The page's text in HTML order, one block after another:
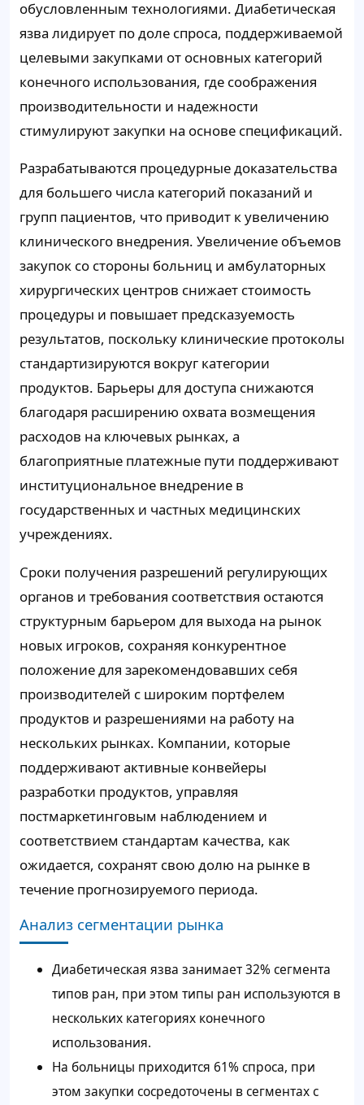
обусловленным технологиями. Диабетическая
язва лидирует по доле спроса, поддерживаемой
целевыми закупками от основных категорий
конечного использования, где соображения
производительности и надежности
стимулируют закупки на основе спецификаций.
Разрабатываются процедурные доказательства
для большего числа категорий показаний и
групп пациентов, что приводит к увеличению
клинического внедрения. Увеличение объемов
закупок со стороны больниц и амбулаторных
хирургических центров снижает стоимость
процедуры и повышает предсказуемость
результатов, поскольку клинические протоколы
стандартизируются вокруг категории
продуктов. Барьеры для доступа снижаются
благодаря расширению охвата возмещения
расходов на ключевых рынках, а
благоприятные платежные пути поддерживают
институциональное внедрение в
государственных и частных медицинских
учреждениях.
Сроки получения разрешений регулирующих
органов и требования соответствия остаются
структурным барьером для выхода на рынок
новых игроков, сохраняя конкурентное
положение для зарекомендовавших себя
производителей с широким портфелем
продуктов и разрешениями на работу на
нескольких рынках. Компании, которые
поддерживают активные конвейеры
разработки продуктов, управляя
постмаркетинговым наблюдением и
соответствием стандартам качества, как
ожидается, сохранят свою долю на рынке в
течение прогнозируемого периода.
Анализ сегментации рынка
Диабетическая язва занимает 32% сегмента
типов ран, при этом типы ран используются в
нескольких категориях конечного
использования.
На больницы приходится 61% спроса, при
этом закупки сосредоточены в сегментах с